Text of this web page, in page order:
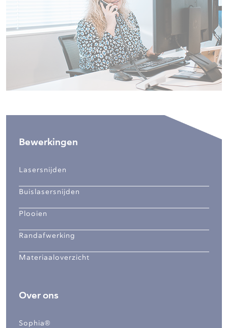
Bewerkingen
Lasersnijden
Buislasersnijden
Plooien
Randafwerking
Materiaaloverzicht
Over ons
Sophia®